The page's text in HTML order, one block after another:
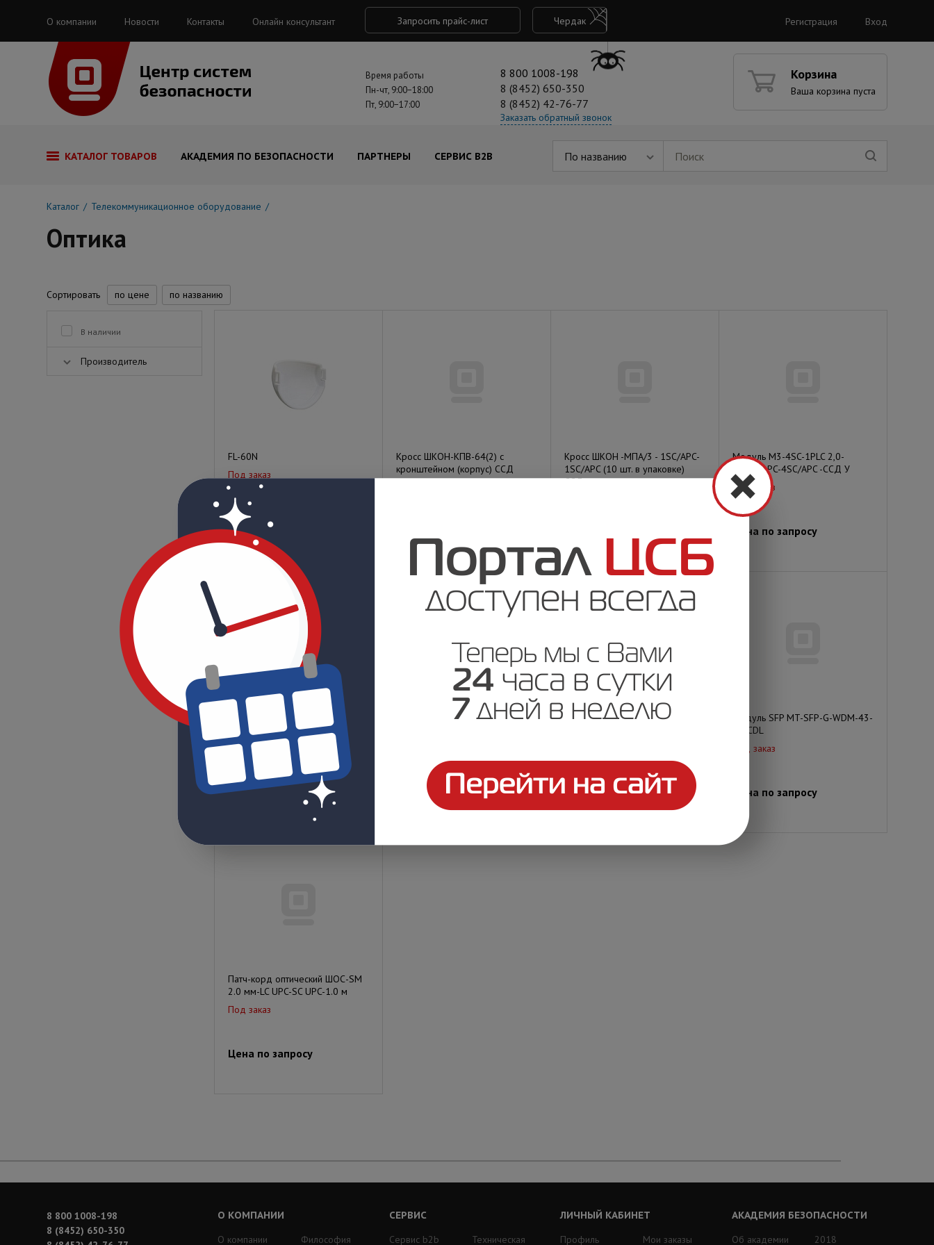
О компании Новости Контакты Онлайн консультант Запросить прайс-лист Чердак Регистрация Вход
Время работы
Пн-чт, 9:00−18:00
Пт, 9:00−17:00
8 800 1008-198
8 (8452) 650-350
8 (8452) 42-76-77
Заказать обратный звонок
Корзина
Ваша корзина пуста
КАТАЛОГ ТОВАРОВ АКАДЕМИЯ ПО БЕЗОПАСНОСТИ ПАРТНЕРЫ СЕРВИС B2B По названию
Каталог Телекоммуникационное оборудование
Оптика
Сортировать по цене по названию
В наличии
Производитель
FL-60N
Под заказ
Цена по запросу
Кросс ШКОН-КПВ-64(2) с
кронштейном (корпус) ССД
Кросс ШКОН -МПА/3 - 1SC/APC-
1SC/APC (10 шт. в упаковке)
ССД
Модуль М3-4SC-1PLC 2,0-
1/4SC/APC-4SC/APC -ССД У
Под заказ
Цена по запросу
ШКОС-М-1U/2-16-SC~16-
SC/SM~16-SC/UPC
Под заказ
Цена по запросу
Модуль М3-8SC-1PLC 2,0-
Цена по запросу
Модуль SFP WDM MT-SFP-G-
Цена по запросу
Модуль SFP MT-SFP-G-WDM-43-
10-CDL
Под заказ
Цена по запросу
Патч-корд оптический ШОС-SM
2.0 мм-LC UPC-SC UPC-1.0 м
Под заказ
Цена по запросу
8 800 1008-198
8 (8452) 650-350
О КОМПАНИИ
О компании
Философия
СЕРВИС
Сервис b2b
Техническая
ЛИЧНЫЙ КАБИНЕТ
Профиль
Мои заказы
АКАДЕМИЯ БЕЗОПАСНОСТИ
Об академии
2018